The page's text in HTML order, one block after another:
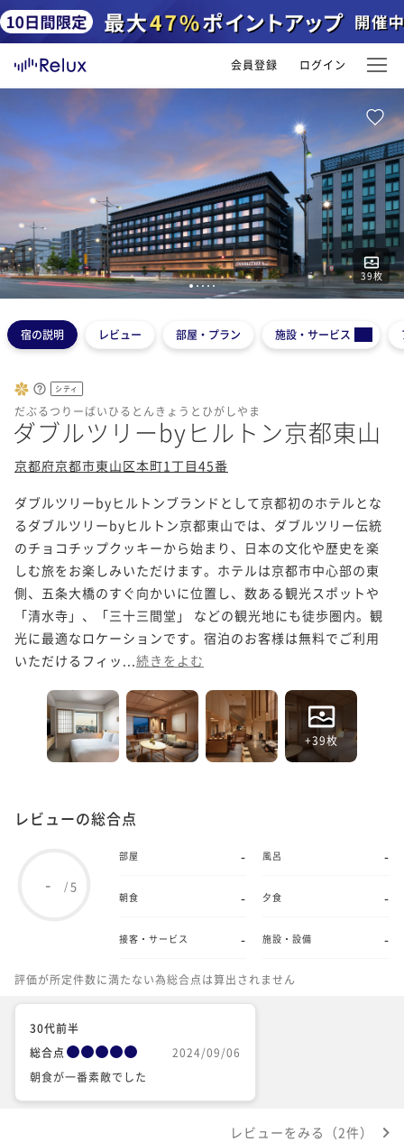
会員登録 ログイン
39枚
12345
宿の説明 レビュー 部屋・プラン 施設・サービス
シティ
だぶるつりーばいひるとんきょうとひがしやま
ダブルツリーbyヒルトン京都東山
京都府京都市東山区本町1丁目45番
ダブルツリーbyヒルトンブランドとして京都初のホテルとな
るダブルツリーbyヒルトン京都東山では、ダブルツリー伝統
のチョコチップクッキーから始まり、日本の文化や歴史を楽
しむ旅をお楽しみいただけます。ホテルは京都市中心部の東
側、五条大橋のすぐ向かいに位置し、数ある観光スポットや
「清水寺」、「三十三間堂」 などの観光地にも徒歩圏内。観
光に最適なロケーションです。宿泊のお客様は無料でご利用
いただけるフィッ... 続きをよむ
+39枚
レビューの総合点
- /5
部屋 - 風呂 -
朝食 - 夕食 -
接客・サービス - 施設・設備 -
評価が所定件数に満たない為総合点は算出されません
30代前半
総合点
2024/09/06
朝食が一番素敵でした
レビューをみる（2件）